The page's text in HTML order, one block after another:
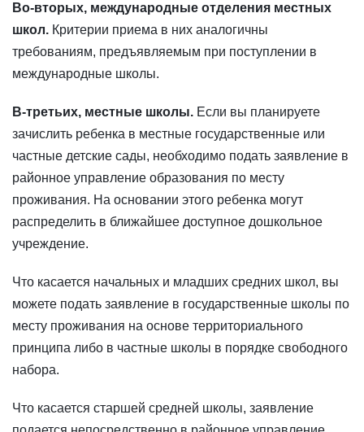
Во-вторых, международные отделения местных
школ. Критерии приема в них аналогичны
требованиям, предъявляемым при поступлении в
международные школы.
В-третьих, местные школы. Если вы планируете
зачислить ребенка в местные государственные или
частные детские сады, необходимо подать заявление в
районное управление образования по месту
проживания. На основании этого ребенка могут
распределить в ближайшее доступное дошкольное
учреждение.
Что касается начальных и младших средних школ, вы
можете подать заявление в государственные школы по
месту проживания на основе территориального
принципа либо в частные школы в порядке свободного
набора.
Что касается старшей средней школы, заявление